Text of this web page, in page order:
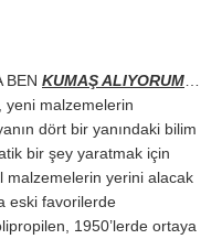
BEN KUMAŞ ALIYORUM
yeni malzemelerin
dört bir yanındaki bilim
bir şey yaratmak için
malzemelerin yerini alacak
eski favorilerde
1950’lerde ortaya